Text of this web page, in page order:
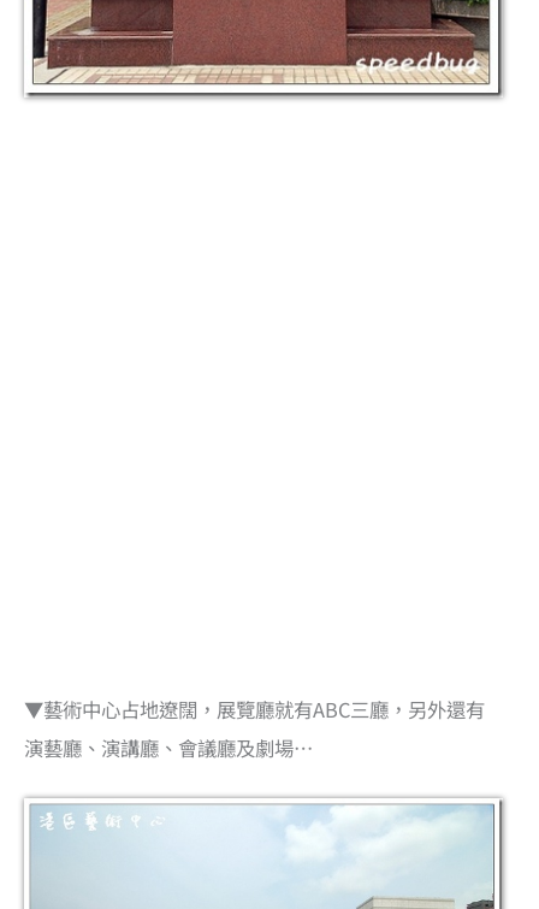
▼藝術中心占地遼闊，展覽廳就有ABC三廳，另外還有
演藝廳、演講廳、會議廳及劇場…